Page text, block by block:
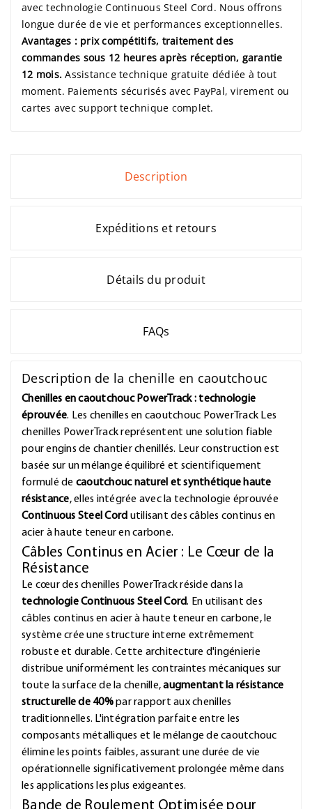
avec technologie Continuous Steel Cord. Nous offrons
longue durée de vie et performances exceptionnelles.
Avantages : prix compétitifs, traitement des
commandes sous 12 heures après réception, garantie
12 mois. Assistance technique gratuite dédiée à tout
moment. Paiements sécurisés avec PayPal, virement ou
cartes avec support technique complet.
Description
Expéditions et retours
Détails du produit
FAQs
Description de la chenille en caoutchouc
Chenilles en caoutchouc PowerTrack : technologie
éprouvée. Les chenilles en caoutchouc PowerTrack Les
chenilles PowerTrack représentent une solution fiable
pour engins de chantier chenillés. Leur construction est
basée sur un mélange équilibré et scientifiquement
formulé de caoutchouc naturel et synthétique haute
résistance, elles intégrée avec la technologie éprouvée
Continuous Steel Cord utilisant des câbles continus en
acier à haute teneur en carbone.
Câbles Continus en Acier : Le Cœur de la
Résistance
Le cœur des chenilles PowerTrack réside dans la
technologie Continuous Steel Cord. En utilisant des
câbles continus en acier à haute teneur en carbone, le
système crée une structure interne extrêmement
robuste et durable. Cette architecture d'ingénierie
distribue uniformément les contraintes mécaniques sur
toute la surface de la chenille,augmentant la résistance
structurelle de 40%par rapport aux chenilles
traditionnelles. L'intégration parfaite entre les
composants métalliques et le mélange de caoutchouc
élimine les points faibles, assurant une durée de vie
opérationnelle significativement prolongée même dans
les applications les plus exigeantes.
Bande de Roulement Optimisée pour